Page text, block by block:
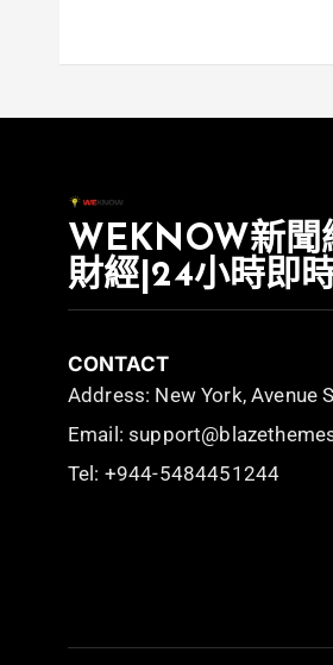
WEKNOW新聞
財經|24小時即
CONTACT
Address: New York, Avenue
Email:
Tel: +944-5484451244